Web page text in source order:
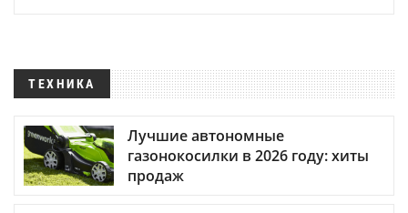
ТЕХНИКА
Лучшие автономные
газонокосилки в 2026 году: хиты
продаж